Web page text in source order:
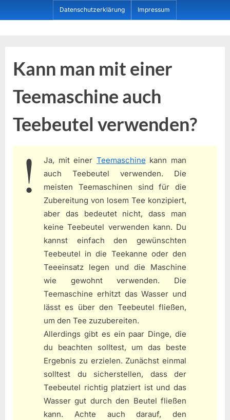
to
Datenschutzerklärung Impressum
Kann man mit einer
Teemaschine auch
Teebeutel verwenden?
Ja, mit einer Teemaschine kann man
auch Teebeutel verwenden. Die
meisten Teemaschinen sind für die
Zubereitung von losem Tee konzipiert,
aber das bedeutet nicht, dass man
keine Teebeutel verwenden kann. Du
kannst einfach den gewünschten
Teebeutel in die Teekanne oder den
Teeeinsatz legen und die Maschine
wie gewohnt verwenden. Die
Teemaschine erhitzt das Wasser und
lässt es über den Teebeutel fließen,
um den Tee zuzubereiten.
Allerdings gibt es ein paar Dinge, die
du beachten solltest, um das beste
Ergebnis zu erzielen. Zunächst einmal
solltest du sicherstellen, dass der
Teebeutel richtig platziert ist und das
Wasser gut durch den Beutel fließen
kann. Achte auch darauf, den